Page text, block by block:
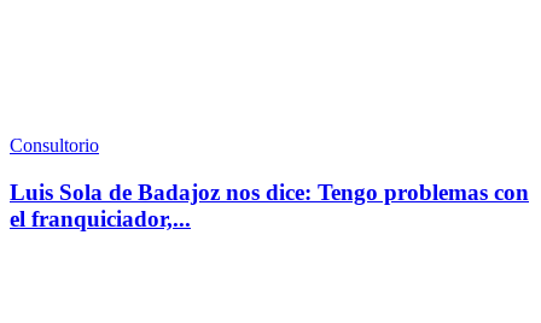
Consultorio
Luis Sola de Badajoz nos dice: Tengo problemas con
el franquiciador,...